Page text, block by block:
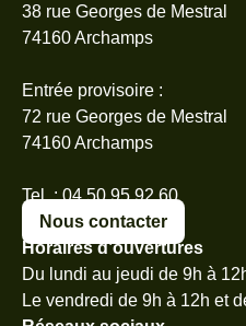
38 rue Georges de Mestral
74160 Archamps
Entrée provisoire :
72 rue Georges de Mestral
74160 Archamps
Tel. : 04 50 95 92 60
Nous contacter
Horaires d’ouvertures
Du lundi au jeudi de 9h à
Le vendredi de 9h à 12h et